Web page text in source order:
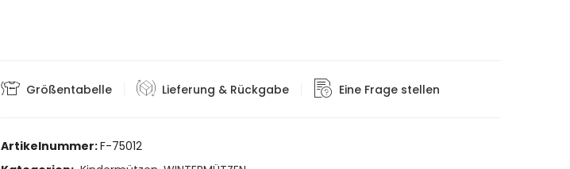
Größentabelle Lieferung & Rückgabe Eine Frage stellen
Artikelnummer:F-75012